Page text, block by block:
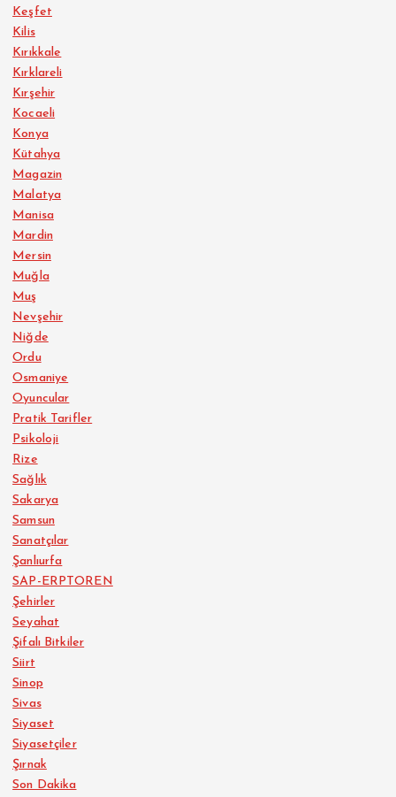
Keşfet
Kilis
Kırıkkale
Kırklareli
Kırşehir
Kocaeli
Konya
Kütahya
Magazin
Malatya
Manisa
Mardin
Mersin
Muğla
Muş
Nevşehir
Niğde
Ordu
Osmaniye
Oyuncular
Pratik Tarifler
Psikoloji
Rize
Sağlık
Sakarya
Samsun
Sanatçılar
Şanlıurfa
SAP-ERPTOREN
Şehirler
Seyahat
Şifalı Bitkiler
Siirt
Sinop
Sivas
Siyaset
Siyasetçiler
Şırnak
Son Dakika